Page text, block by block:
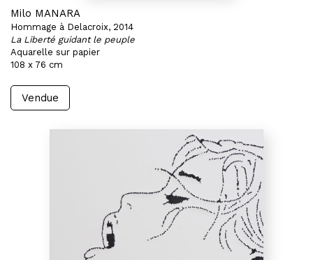
Milo MANARA
Hommage à Delacroix, 2014
La Liberté guidant le peuple
Aquarelle sur papier
108 x 76 cm
Vendue